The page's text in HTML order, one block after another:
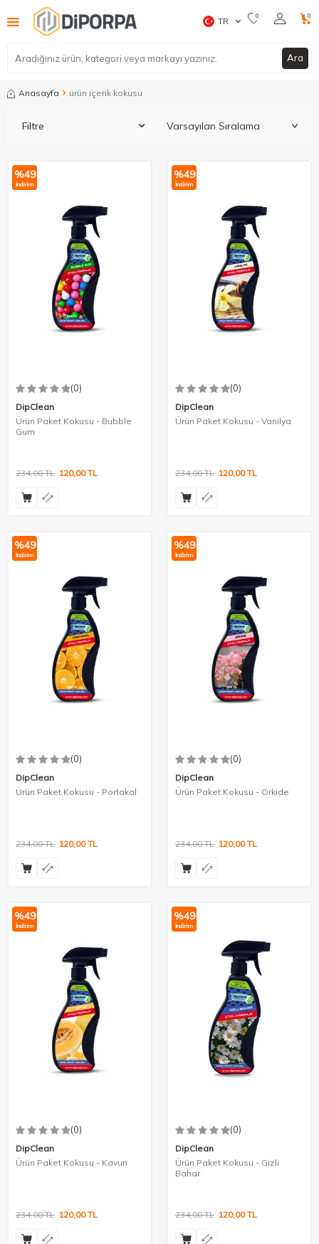
Ara
TR 0 0
Anasayfa ürün içerik kokusu
Filtre
%49
İndirim
(0)
DipClean
Ürün Paket Kokusu - Bubble
Gum
234,00TL 120,00TL
%49
İndirim
(0)
DipClean
Ürün Paket Kokusu - Vanilya
234,00TL 120,00TL
%49
İndirim
(0)
DipClean
Ürün Paket Kokusu - Portakal
234,00TL 120,00TL
%49
İndirim
(0)
DipClean
Ürün Paket Kokusu - Orkide
234,00TL 120,00TL
%49
İndirim
(0)
DipClean
Ürün Paket Kokusu - Kavun
234,00TL 120,00TL
%49
İndirim
(0)
DipClean
Ürün Paket Kokusu - Gizli
Bahar
234,00TL 120,00TL